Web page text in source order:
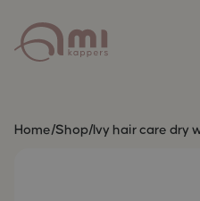
Home/Shop/ Ivy hair care dry